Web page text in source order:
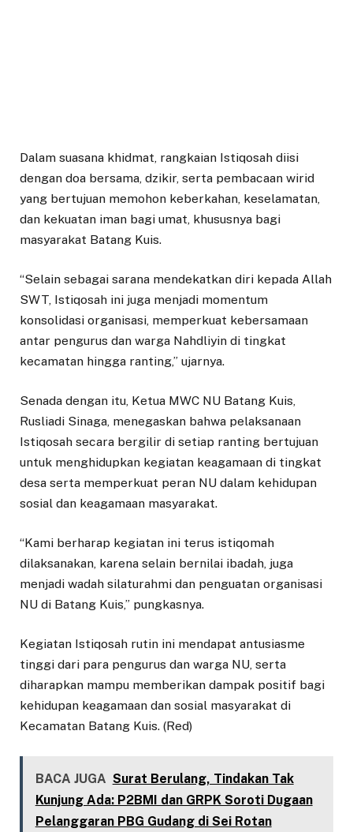
Dalam suasana khidmat, rangkaian Istiqosah diisi
dengan doa bersama, dzikir, serta pembacaan wirid
yang bertujuan memohon keberkahan, keselamatan,
dan kekuatan iman bagi umat, khususnya bagi
masyarakat Batang Kuis.
“Selain sebagai sarana mendekatkan diri kepada Allah
SWT, Istiqosah ini juga menjadi momentum
konsolidasi organisasi, memperkuat kebersamaan
antar pengurus dan warga Nahdliyin di tingkat
kecamatan hingga ranting,” ujarnya.
Senada dengan itu, Ketua MWC NU Batang Kuis,
Rusliadi Sinaga, menegaskan bahwa pelaksanaan
Istiqosah secara bergilir di setiap ranting bertujuan
untuk menghidupkan kegiatan keagamaan di tingkat
desa serta memperkuat peran NU dalam kehidupan
sosial dan keagamaan masyarakat.
“Kami berharap kegiatan ini terus istiqomah
dilaksanakan, karena selain bernilai ibadah, juga
menjadi wadah silaturahmi dan penguatan organisasi
NU di Batang Kuis,” pungkasnya.
Kegiatan Istiqosah rutin ini mendapat antusiasme
tinggi dari para pengurus dan warga NU, serta
diharapkan mampu memberikan dampak positif bagi
kehidupan keagamaan dan sosial masyarakat di
Kecamatan Batang Kuis. (Red)
BACA JUGA Surat Berulang, Tindakan Tak
Kunjung Ada: P2BMI dan GRPK Soroti Dugaan
Pelanggaran PBG Gudang di Sei Rotan